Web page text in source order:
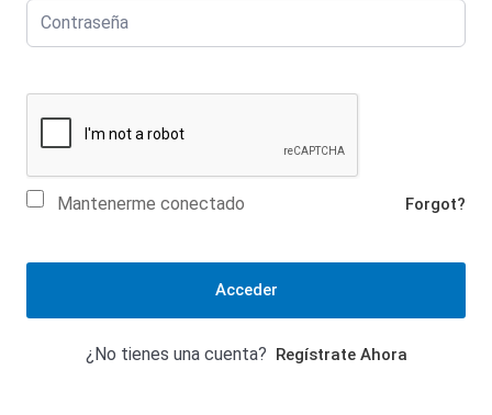
Mantenerme conectado Forgot?
Acceder
¿No tienes una cuenta? Regístrate Ahora